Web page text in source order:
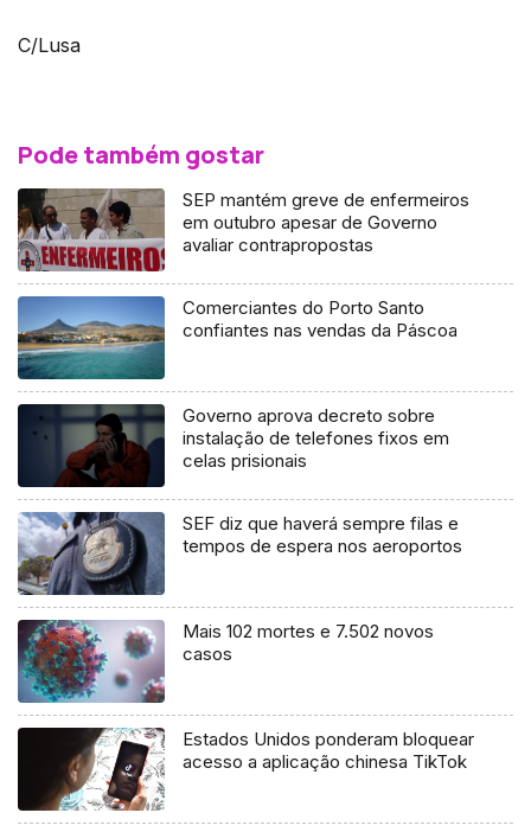
C/Lusa
Pode também gostar
SEP mantém greve de enfermeiros
em outubro apesar de Governo
avaliar contrapropostas
Comerciantes do Porto Santo
confiantes nas vendas da Páscoa
Governo aprova decreto sobre
instalação de telefones fixos em
celas prisionais
SEF diz que haverá sempre filas e
tempos de espera nos aeroportos
Mais 102 mortes e 7.502 novos
casos
Estados Unidos ponderam bloquear
acesso a aplicação chinesa TikTok